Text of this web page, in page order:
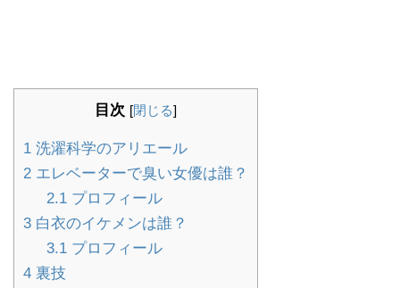
目次 [閉じる]
1 洗濯科学のアリエール
2 エレベーターで臭い女優は誰？
2.1プロフィール
3 白衣のイケメンは誰？
3.1プロフィール
4 裏技